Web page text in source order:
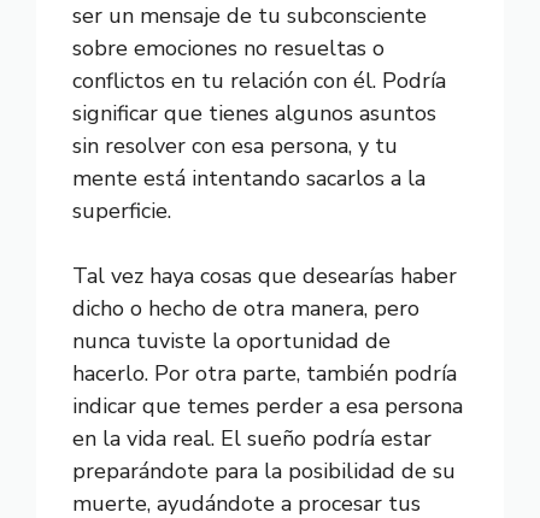
ser un mensaje de tu subconsciente
sobre emociones no resueltas o
conflictos en tu relación con él. Podría
significar que tienes algunos asuntos
sin resolver con esa persona, y tu
mente está intentando sacarlos a la
superficie.
Tal vez haya cosas que desearías haber
dicho o hecho de otra manera, pero
nunca tuviste la oportunidad de
hacerlo. Por otra parte, también podría
indicar que temes perder a esa persona
en la vida real. El sueño podría estar
preparándote para la posibilidad de su
muerte, ayudándote a procesar tus